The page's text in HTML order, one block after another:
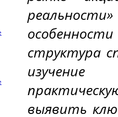
структура
выявить